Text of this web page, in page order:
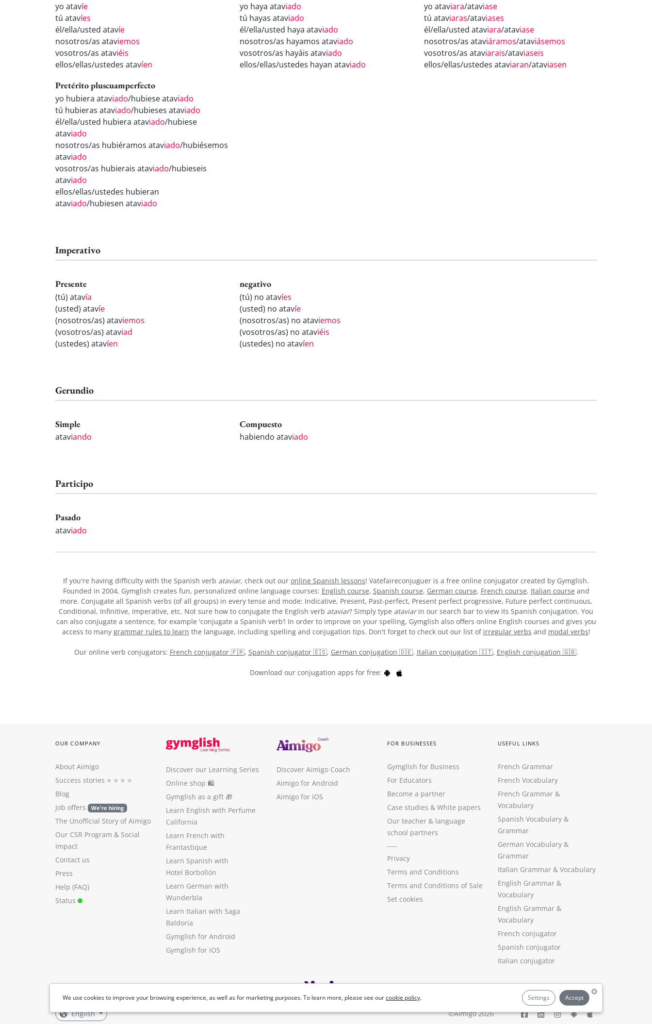
yo atavíe
tú atavíes
él/ella/usted atavíe
nosotros/as ataviemos
vosotros/as ataviéis
ellos/ellas/ustedes atavíen
yo haya ataviado
tú hayas ataviado
él/ella/usted haya ataviado
nosotros/as hayamos ataviado
vosotros/as hayáis ataviado
ellos/ellas/ustedes hayan ataviado
yo ataviara/ataviase
tú ataviaras/ataviases
él/ella/usted ataviara/ataviase
nosotros/as ataviáramos/ataviásemos
vosotros/as ataviarais/ataviaseis
ellos/ellas/ustedes ataviaran/ataviasen
Pretérito pluscuamperfecto
yo hubiera ataviado/hubiese ataviado
tú hubieras ataviado/hubieses ataviado
él/ella/usted hubiera ataviado/hubiese
ataviado
nosotros/as hubiéramos ataviado/hubiésemos
ataviado
vosotros/as hubierais ataviado/hubieseis
ataviado
ellos/ellas/ustedes hubieran
ataviado/hubiesen ataviado
Imperativo
Presente
(tú) atavía
(usted) atavíe
(nosotros/as) ataviemos
(vosotros/as) ataviad
(ustedes) atavíen
negativo
(tú) no atavíes
(usted) no atavíe
(nosotros/as) no ataviemos
(vosotros/as) no ataviéis
(ustedes) no atavíen
Gerundio
Simple
ataviando
Compuesto
habiendo ataviado
Participo
Pasado
ataviado
If you're having difficulty with the Spanish verb ataviar, check out our online Spanish lessons! Vatefaireconjuguer is a free online conjugator created by Gymglish.
Founded in 2004, Gymglish creates fun, personalized online language courses: English course, Spanish course, German course, French course, Italian course and
more. Conjugate all Spanish verbs (of all groups) in every tense and mode: Indicative, Present, Past-perfect, Present perfect progressive, Future perfect continuous,
Conditional, Infinitive, Imperative, etc. Not sure how to conjugate the English verb ataviar? Simply type ataviarin our search bar to view its Spanish conjugation. You
can also conjugate a sentence, for example 'conjugate a Spanish verb’! In order to improve on your spelling, Gymglish also offers online English courses and gives you
access to many grammar rules to learn the language, including spelling and conjugation tips. Don't forget to check out our list of irregular verbs and modal verbs!
Our online verb conjugators: French conjugator 🇫🇷, Spanish conjugator 🇪🇸, German conjugation 🇩🇪, Italian conjugation 🇮🇹, English conjugation 🇬🇧.
Download our conjugation apps for free:
We use cookies to improve your browsing experience, as well as for marketing purposes. To learn more, please see ourcookie policy. Settings Accept
OUR COMPANY
About Aimigo
Success stories ⭐️ ⭐️ ⭐️ ⭐️
Blog
Job offers
We're hiring
The Unofficial Story of Aimigo
Our CSR Program & Social
Impact
Contact us
Press
Help (FAQ)
Status
Discover our Learning Series
Online shop 🛍
Gymglish as a gift 🎁
Learn English with Perfume
California
Learn French with
Frantastique
Learn Spanish with
Hotel Borbollón
Learn German with
Wunderbla
Learn Italian with Saga
Baldoria
Gymglish for Android
Gymglish for iOS
Discover Aimigo Coach
Aimigo for Android
Aimigo for iOS
FOR BUSINESSES
Gymglish for Business
For Educators
Become a partner
Case studies & White papers
Our teacher & language
school partners
----
Privacy
Terms and Conditions
Terms and Conditions of Sale
Set cookies
USEFUL LINKS
French Grammar
French Vocabulary
French Grammar &
Vocabulary
Spanish Vocabulary &
Grammar
German Vocabulary &
Grammar
Italian Grammar & Vocabulary
English Grammar &
Vocabulary
English Grammar &
Vocabulary
French conjugator
Spanish conjugator
Italian conjugator
English ©Aimigo 2026